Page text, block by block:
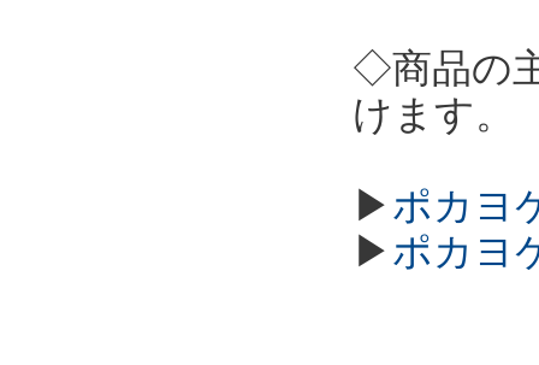
◇商品の
けます。
▶ポカヨ
▶ポカヨ